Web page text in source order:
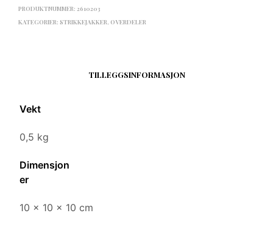
PRODUKTNUMMER: 2610203
KATEGORIER: STRIKKEJAKKER, OVERDELER
TILLEGGSINFORMASJON
Vekt
0,5 kg
Dimensjon
er
10 × 10 × 10 cm